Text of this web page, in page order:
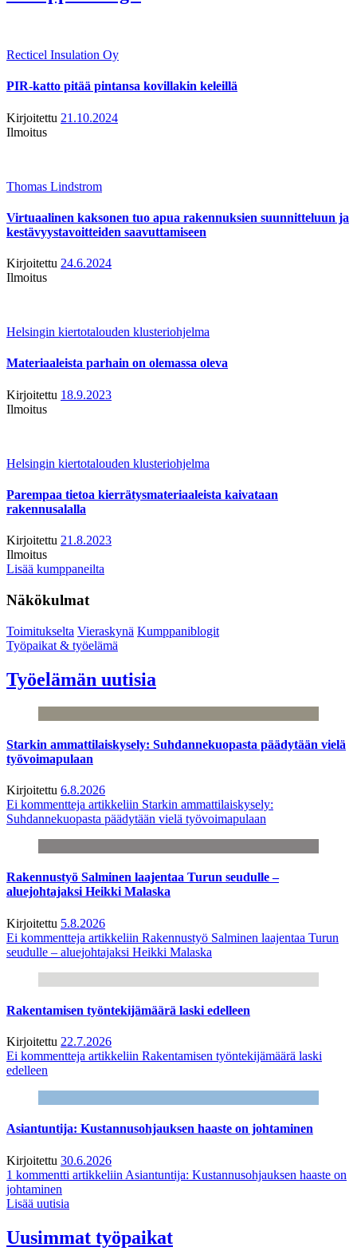
Recticel Insulation Oy
PIR-katto pitää pintansa kovillakin keleillä
Kirjoitettu 21.10.2024
Ilmoitus
Thomas Lindstrom
Virtuaalinen kaksonen tuo apua rakennuksien suunnitteluun ja
kestävyystavoitteiden saavuttamiseen
Kirjoitettu 24.6.2024
Ilmoitus
Helsingin kiertotalouden klusteriohjelma
Materiaaleista parhain on olemassa oleva
Kirjoitettu 18.9.2023
Ilmoitus
Helsingin kiertotalouden klusteriohjelma
Parempaa tietoa kierrätysmateriaaleista kaivataan
rakennusalalla
Kirjoitettu 21.8.2023
Ilmoitus
Lisää kumppaneilta
Näkökulmat
Toimitukselta Vieraskynä Kumppaniblogit
Työpaikat & työelämä
Työelämän uutisia
Starkin ammattilaiskysely: Suhdannekuopasta päädytään vielä
työvoimapulaan
Kirjoitettu 6.8.2026
Ei kommentteja artikkeliin Starkin ammattilaiskysely:
Suhdannekuopasta päädytään vielä työvoimapulaan
Rakennustyö Salminen laajentaa Turun seudulle –
aluejohtajaksi Heikki Malaska
Kirjoitettu 5.8.2026
Ei kommentteja artikkeliin Rakennustyö Salminen laajentaa Turun
seudulle – aluejohtajaksi Heikki Malaska
Rakentamisen työntekijämäärä laski edelleen
Kirjoitettu 22.7.2026
Ei kommentteja artikkeliin Rakentamisen työntekijämäärä laski
edelleen
Asiantuntija: Kustannusohjauksen haaste on johtaminen
Kirjoitettu 30.6.2026
1 kommentti artikkeliin Asiantuntija: Kustannusohjauksen haaste on
johtaminen
Lisää uutisia
Uusimmat työpaikat